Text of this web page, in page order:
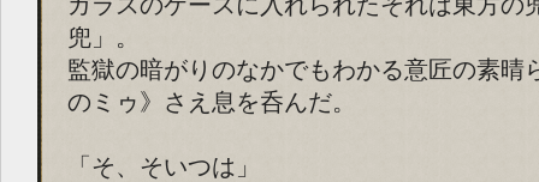
ガラスのケースに入れられたそれは東方の
兜」。
監獄の暗がりのなかでもわかる意匠の素晴
のミゥ》さえ息を呑んだ。
「そ、そいつは」